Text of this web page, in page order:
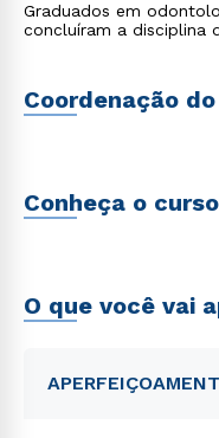
Graduados em
concluíram a disciplina
Coordenação
Conheça o curso
O que você vai